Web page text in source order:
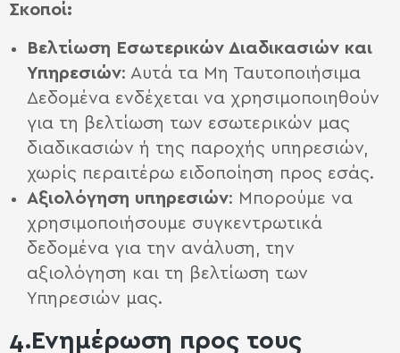
Σκοποί:
Bελτίωση Εσωτερικών Διαδικασιών και
Υπηρεσιών: Αυτά τα Μη Ταυτοποιήσιμα
Δεδομένα ενδέχεται να χρησιμοποιηθούν
για τη βελτίωση των εσωτερικών μας
διαδικασιών ή της παροχής υπηρεσιών,
χωρίς περαιτέρω ειδοποίηση προς εσάς.
Αξιολόγηση υπηρεσιών: Μπορούμε να
χρησιμοποιήσουμε συγκεντρωτικά
δεδομένα για την ανάλυση, την
αξιολόγηση και τη βελτίωση των
Υπηρεσιών μας.
4.Ενημέρωση προς τους